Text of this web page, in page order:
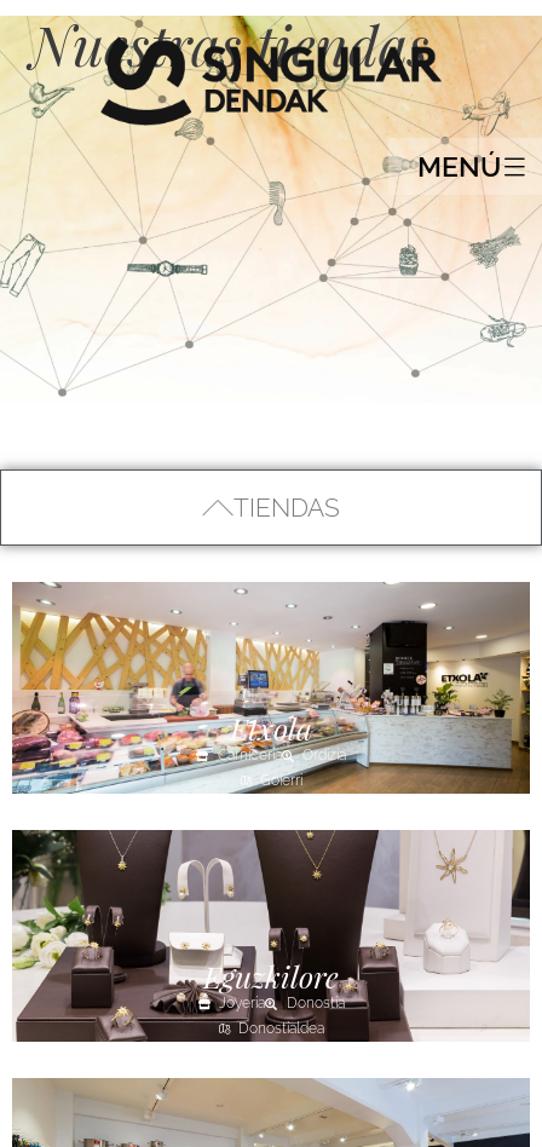
MENÚ
Nuestras tiendas
TIENDAS
Etxola
Carnicería
Ordizia
Goierri
Eguzkilore
Joyería
Donostia
Donostialdea